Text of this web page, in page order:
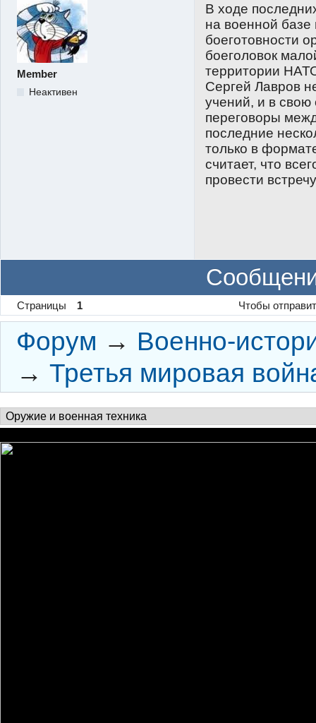
Member
Неактивен
В ходе
на военной базе
боеготовности
боеголовок
территории
Сергей Лавров
учений, и в свою
переговоры
последние
только в
считает, что
провести
Страницы 1 Чтобы
Форум → Военно-
→ Третья мировая